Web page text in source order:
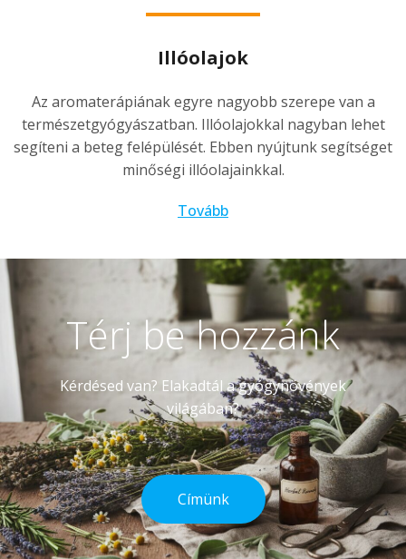
Illóolajok
Az aromaterápiának egyre nagyobb szerepe van a
természetgyógyászatban. Illóolajokkal nagyban lehet
segíteni a beteg felépülését. Ebben nyújtunk segítséget
minőségi illóolajainkkal.
Tovább
Térj be hozzánk
Kérdésed van? Elakadtál a gyógynövények
világában?
Címünk